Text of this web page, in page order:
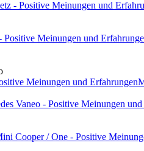
- Positive Meinungen und
Meinungen und
Meinungen und Erfahrungen
Vaneo - Positive Meinungen
Cooper / One - Positive